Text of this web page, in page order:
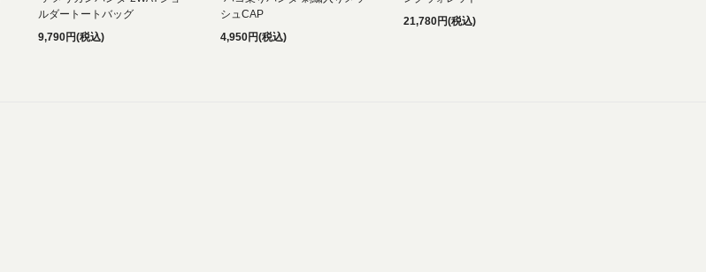
ルダートートバッグ
9,790円(税込)
シュCAP
4,950円(税込)
21,780円(税込)